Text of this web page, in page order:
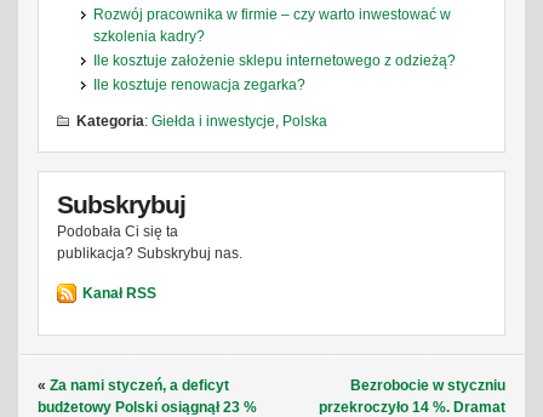
Rozwój pracownika w firmie – czy warto inwestować w
szkolenia kadry?
Ile kosztuje założenie sklepu internetowego z odzieżą?
Ile kosztuje renowacja zegarka?
Kategoria: Giełda i inwestycje, Polska
Subskrybuj
Podobała Ci się ta
publikacja? Subskrybuj nas.
Kanał RSS
Bezrobocie w styczniu
przekroczyło 14 %. Dramat
« Za nami styczeń, a deficyt
budżetowy Polski osiągnął 23 %